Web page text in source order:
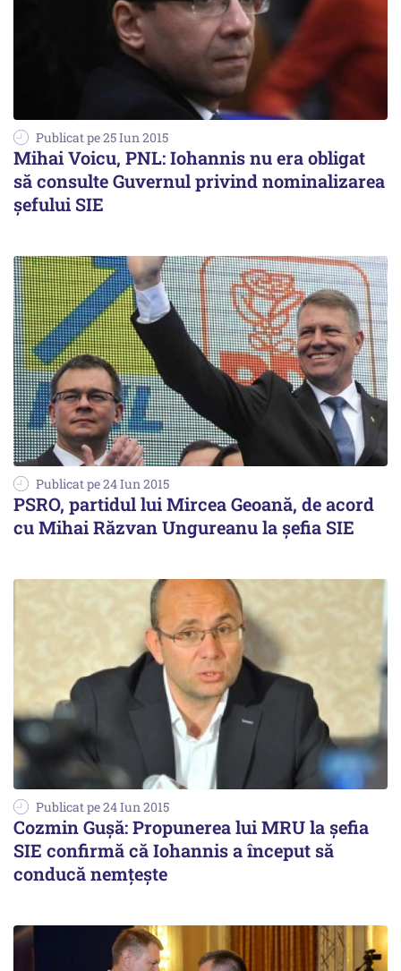
Publicat pe 25 Iun 2015
Mihai Voicu, PNL: Iohannis nu era obligat
să consulte Guvernul privind nominalizarea
şefului SIE
Publicat pe 24 Iun 2015
PSRO, partidul lui Mircea Geoană, de acord
cu Mihai Răzvan Ungureanu la șefia SIE
Publicat pe 24 Iun 2015
Cozmin Gușă: Propunerea lui MRU la șefia
SIE confirmă că Iohannis a început să
conducă nemțește